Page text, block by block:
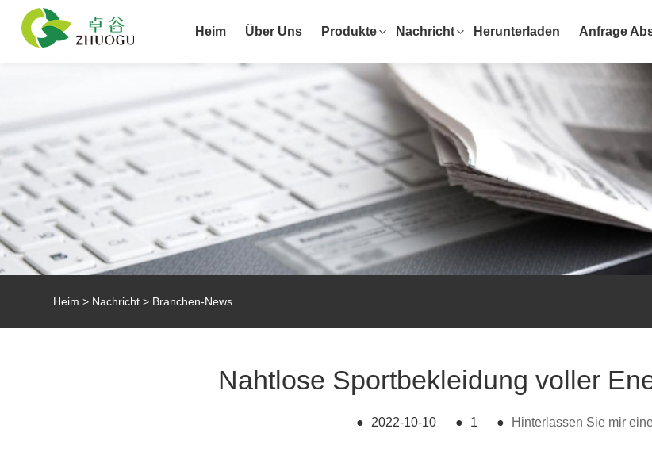
Heim Über Uns Produkte Nachricht Herunterladen Anfrage
Heim > Nachricht > Branchen-News
Nahtlose Sportbekleidung voller
● 2022-10-10 ● 1 ● Hinterlassen Sie mir